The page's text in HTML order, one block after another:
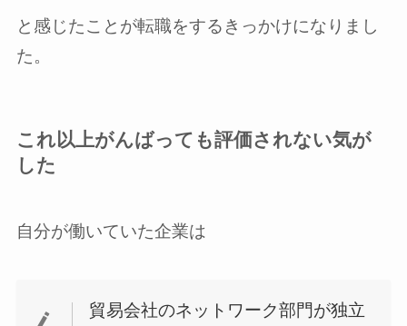
と感じたことが転職をするきっかけになりまし
た。
これ以上がんばっても評価されない気が
した
自分が働いていた企業は
貿易会社のネットワーク部門が独立